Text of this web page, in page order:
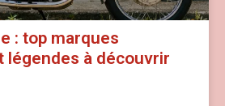
: top marques
légendes à découvrir